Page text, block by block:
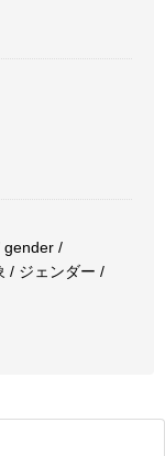
gender /
/ ジェンダー /